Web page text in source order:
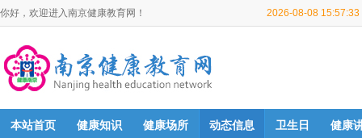
你好，欢迎进入南京健康教育网！ 2026-08-08 15:57:33
本站首页 健康知识 健康场所 动态信息 卫生日 健康